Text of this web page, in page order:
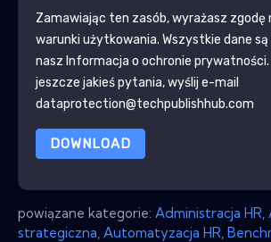
Zamawiając ten zasób, wyrażasz zgodę
warunki użytkowania. Wszystkie dane
nasz Informacja o ochronie prywatności
jeszcze jakieś pytania, wyślij e-mail
dataprotection@techpublishhub.com
DOWNLOAD
powiązane kategorie: Administracja HR
strategiczna Automatyzacja HR